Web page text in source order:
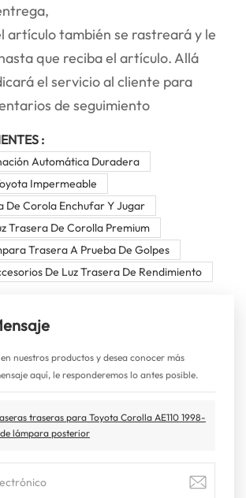
artículo también se rastreará y le
que reciba el artículo. Allá
el servicio al cliente para
de seguimiento
:
Automática Duradera
Impermeable
De Corola Enchufar Y Jugar
Trasera De Corolla Premium
Trasera A Prueba De Golpes
De Luz Trasera De Rendimiento
nuestros productos y desea conocer más
aquí, le responderemos lo antes posible.
traseras para Toyota Corolla AE110 1998-
lámpara posterior